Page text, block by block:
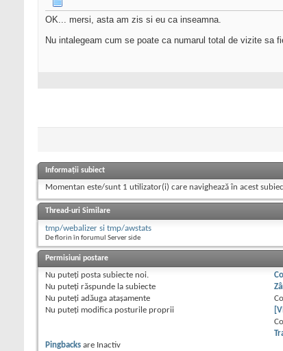
OK... mersi, asta am zis si eu ca inseamna.
Nu intalegeam cum se poate ca numarul total de vizite sa
Informații subiect
Momentan este/sunt 1 utilizator(i) care navighează în acest
Thread-uri Similare
tmp/webalizer si tmp/awstats
De florin în forumul Server side
Permisiuni postare
Nu puteţi posta subiecte noi.
Nu puteţi răspunde la subiecte
Nu puteţi adăuga ataşamente
Nu puteţi modifica posturile proprii
Pingbacks are Inactiv